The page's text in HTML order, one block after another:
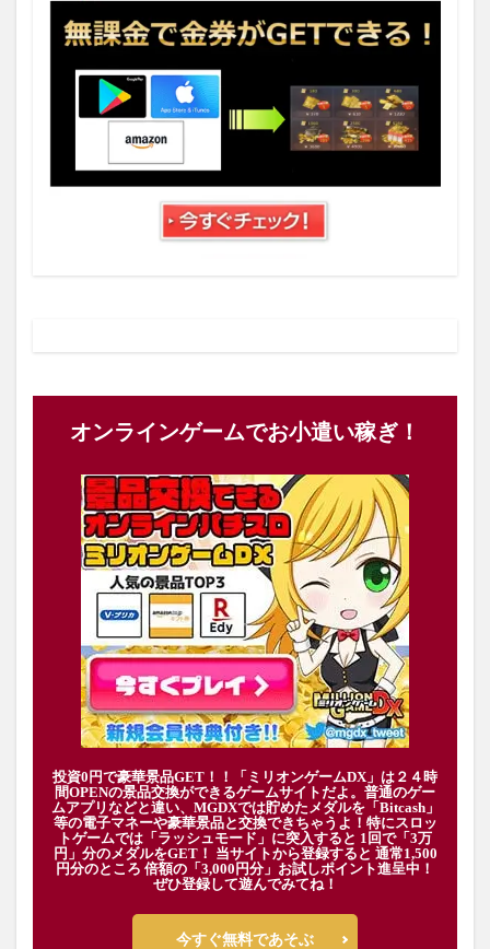
オンラインゲームでお小遣い稼ぎ！
投資0円で豪華景品GET！！「ミリオンゲームDX」は２４時
間OPENの景品交換ができるゲームサイトだよ。普通のゲー
ムアプリなどと違い、MGDXでは貯めたメダルを「Bitcash」
等の電子マネーや豪華景品と交換できちゃうよ！特にスロッ
トゲームでは「ラッシュモード」に突入すると 1回で「3万
円」分のメダルをGET！ 当サイトから登録すると 通常1,500
円分のところ 倍額の「3,000円分」お試しポイント進呈中！
ぜひ登録して遊んでみてね！
今すぐ無料であそぶ